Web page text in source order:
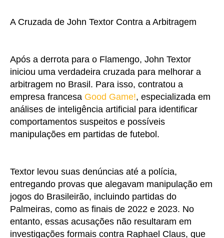
A Cruzada de John Textor Contra a Arbitragem
Após a derrota para o Flamengo, John Textor
iniciou uma verdadeira cruzada para melhorar a
arbitragem no Brasil. Para isso, contratou a
empresa francesa Good Game!, especializada em
análises de inteligência artificial para identificar
comportamentos suspeitos e possíveis
manipulações em partidas de futebol.
Textor levou suas denúncias até a polícia,
entregando provas que alegavam manipulação em
jogos do Brasileirão, incluindo partidas do
Palmeiras, como as finais de 2022 e 2023. No
entanto, essas acusações não resultaram em
investigações formais contra Raphael Claus, que